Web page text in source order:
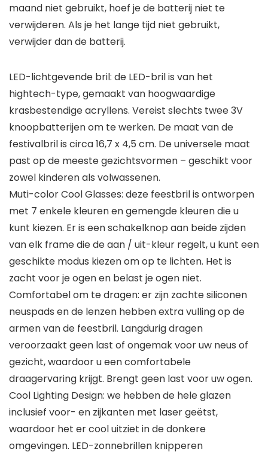
maand niet gebruikt, hoef je de batterij niet te
verwijderen. Als je het lange tijd niet gebruikt,
verwijder dan de batterij.
LED-lichtgevende bril: de LED-bril is van het
hightech-type, gemaakt van hoogwaardige
krasbestendige acryllens. Vereist slechts twee 3V
knoopbatterijen om te werken. De maat van de
festivalbril is circa 16,7 x 4,5 cm. De universele maat
past op de meeste gezichtsvormen – geschikt voor
zowel kinderen als volwassenen.
Muti-color Cool Glasses: deze feestbril is ontworpen
met 7 enkele kleuren en gemengde kleuren die u
kunt kiezen. Er is een schakelknop aan beide zijden
van elk frame die de aan / uit-kleur regelt, u kunt een
geschikte modus kiezen om op te lichten. Het is
zacht voor je ogen en belast je ogen niet.
Comfortabel om te dragen: er zijn zachte siliconen
neuspads en de lenzen hebben extra vulling op de
armen van de feestbril. Langdurig dragen
veroorzaakt geen last of ongemak voor uw neus of
gezicht, waardoor u een comfortabele
draagervaring krijgt. Brengt geen last voor uw ogen.
Cool Lighting Design: we hebben de hele glazen
inclusief voor- en zijkanten met laser geëtst,
waardoor het er cool uitziet in de donkere
omgevingen. LED-zonnebrillen knipperen